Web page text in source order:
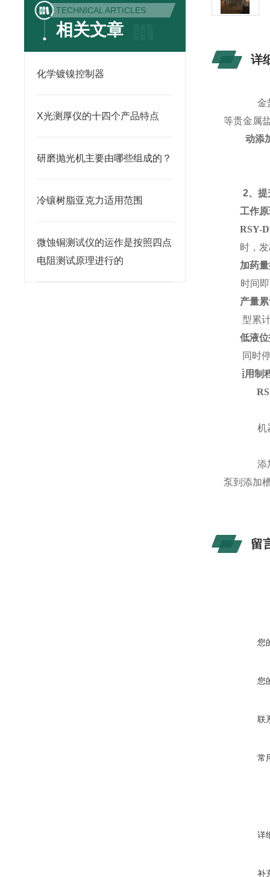
TECHNICAL ARTICLES
相关文章
化学镀镍控制器
X光测厚仪的十四个产品特点
研磨抛光机主要由哪些组成的？
冷镶树脂亚克力适用范围
微蚀铜测试仪的运作是按照四点
电阻测试原理进行的
详
金
等贵金属
自动添
2、提
工作
RSY-D
时，
加药
时间
产量
型累
低液
同时
适用制
机
添
泵到添加
留
您
您
联
常
详
补